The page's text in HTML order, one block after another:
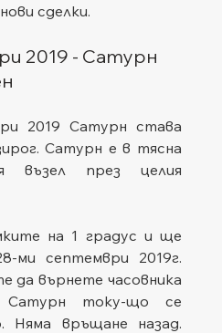
сделки.
2019 - Сатурн
2019 Сатурн става
Сатурн е в тясна
възел през целия
на 1 градус и ще
ми септември 2019г.
да върнете часовника
току-що се
Няма връщане назад.